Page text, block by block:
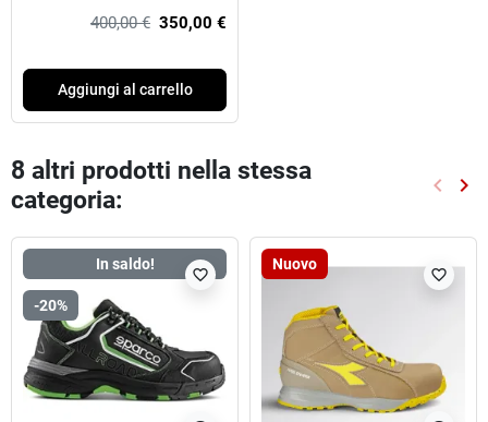
400,00 € 350,00 €
Aggiungi al carrello
8 altri prodotti nella stessa
categoria:
keyboard_arrow_left keyboard_arrow_right
In saldo!
-20%
favorite_border
Nuovo
favorite_border